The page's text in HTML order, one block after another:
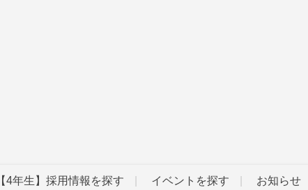
【4年生】採用情報を探す イベントを探す お知らせ